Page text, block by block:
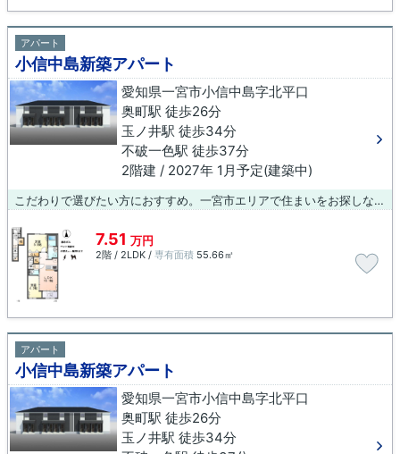
アパート
小信中島新築アパート
愛知県一宮市小信中島字北平口
奥町駅 徒歩26分
玉ノ井駅 徒歩34分
不破一色駅 徒歩37分
2階建 / 2027年 1月予定(建築中)
こだわりで選びたい方におすすめ。一宮市エリアで住まいをお探しなら「小信中島新築アパート」。新しい生活にお勧めなのが、こちらのアパートです。お求めのエリアの中からお探しの物件が見つからない場合は、当社までご連絡頂ければ幸いです。ご希望に適した物件をご提案致します。
7.51 万円
2階 / 2LDK / 専有面積 55.66㎡
アパート
小信中島新築アパート
愛知県一宮市小信中島字北平口
奥町駅 徒歩26分
玉ノ井駅 徒歩34分